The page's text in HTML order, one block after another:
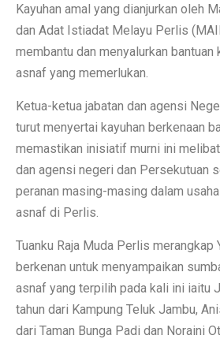
Kayuhan amal yang dianjurkan oleh
dan Adat Istiadat Melayu Perlis
membantu dan menyalurkan bantuan
asnaf yang memerlukan.
Ketua-ketua jabatan dan agensi
turut menyertai kayuhan berkenaan
memastikan inisiatif murni ini
dan agensi negeri dan Persekutuan
peranan masing-masing dalam
asnaf di Perlis.
Tuanku Raja Muda Perlis merangkap
berkenan untuk menyampaikan
asnaf yang terpilih pada kali ini iaitu
tahun dari Kampung Teluk Jambu,
dari Taman Bunga Padi dan Noraini